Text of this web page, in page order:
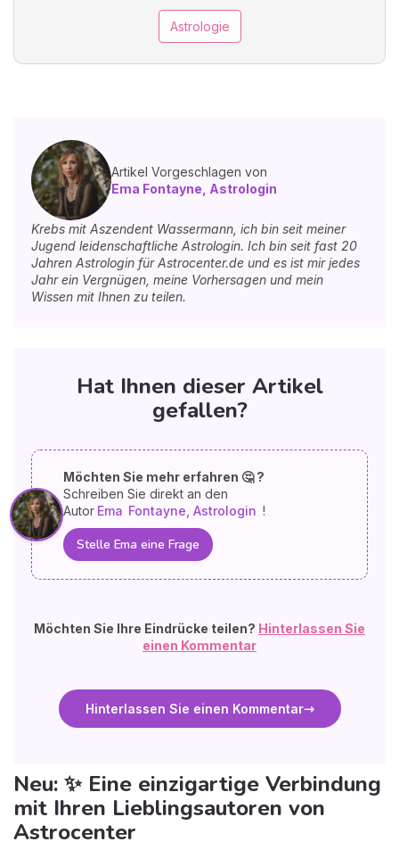
Astrologie
Artikel Vorgeschlagen von
Ema Fontayne, Astrologin
Krebs mit Aszendent Wassermann, ich bin seit meiner
Jugend leidenschaftliche Astrologin. Ich bin seit fast 20
Jahren Astrologin für Astrocenter.de und es ist mir jedes
Jahr ein Vergnügen, meine Vorhersagen und mein
Wissen mit Ihnen zu teilen.
Hat Ihnen dieser Artikel
gefallen?
Möchten Sie mehr erfahren 🤔 ?
Schreiben Sie direkt an den
Autor Ema Fontayne, Astrologin !
Stelle Ema eine Frage
Möchten Sie Ihre Eindrücke teilen? Hinterlassen Sie
einen Kommentar
Hinterlassen Sie einen Kommentar
Neu: ✨ Eine einzigartige Verbindung
mit Ihren Lieblingsautoren von
Astrocenter